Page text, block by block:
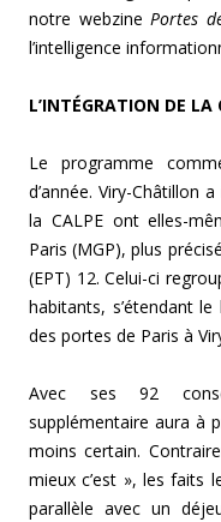
notre webzinePortes
l’intelligence
L’INTÉGRATION DE
Le programme
d’année. Viry-Châtillon
la CALPE ont elles-
Paris (MGP), plus
(EPT) 12. Celui-ci
habitants, s’étendant
des portes de Paris à
Avec ses 92
supplémentaire aura à
moins certain.
mieux c’est », les faits
parallèle avec un